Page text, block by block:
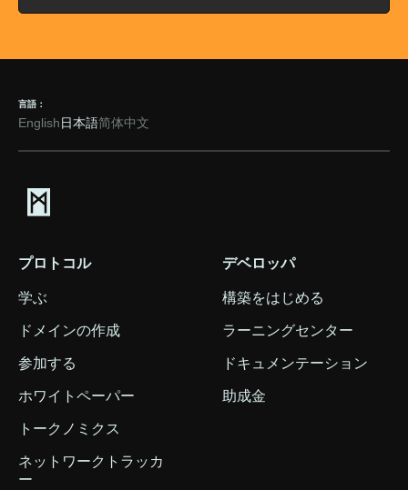
言語：
English日本語简体中文
プロトコル
学ぶ
ドメインの作成
参加する
ホワイトペーパー
トークノミクス
ネットワークトラッカ
ー
デベロッパ
構築をはじめる
ラーニングセンター
ドキュメンテーション
助成金